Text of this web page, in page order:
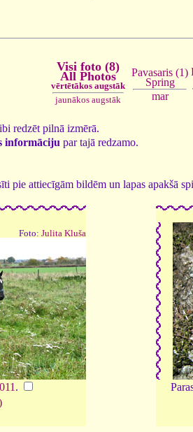
Visi foto (8)
All Photos
vērtētākos augstāk
jaunākos augstāk
Pavasaris (1)
Spring
mar
redzēt pilnā izmērā.
informāciju par tajā redzamo.
pie attiecīgām bildēm un lapas apakšā
Foto: Julita Kluša
.